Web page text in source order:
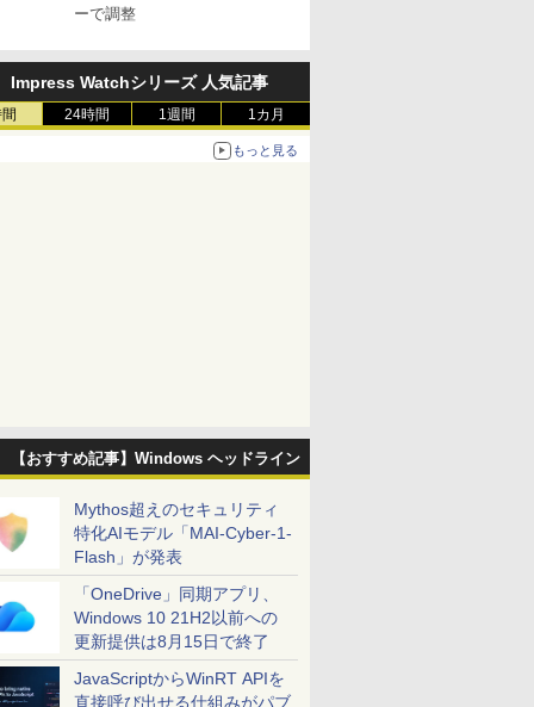
ーで調整
Impress Watchシリーズ 人気記事
24時間 1週間 1カ月
もっと見る
【おすすめ記事】Windows ヘッドライン
Mythos超えのセキュリティ
特化AIモデル「MAI-Cyber-1-
Flash」が発表
「OneDrive」同期アプリ、
Windows 10 21H2以前への
更新提供は8月15日で終了
JavaScriptからWinRT APIを
直接呼び出せる仕組みがパブ